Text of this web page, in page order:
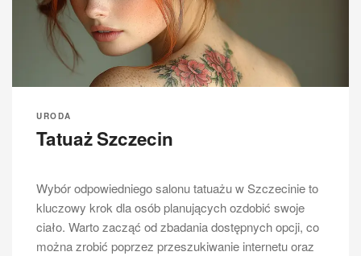
URODA
Tatuaż Szczecin
Wybór odpowiedniego salonu tatuażu w Szczecinie to
kluczowy krok dla osób planujących ozdobić swoje
ciało. Warto zacząć od zbadania dostępnych opcji, co
można zrobić poprzez przeszukiwanie internetu oraz